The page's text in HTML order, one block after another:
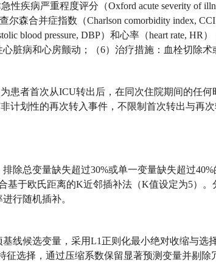
疾病严重程度评分（Oxford acute severity of
尔森合并症指数（Charlson comorbidity index,
blood pressure, DBP）和心率（heart rate, HR
脏病和心房颤动；（6）治疗措施：血栓切除术
患者首次从ICU转出后，在同次住院期间的任
计划性的再次转入事件，不限制首次转出与再次
除总变量缺失超过30%或单一变量缺失超过
基于欧氏距离的K近邻插补法（K值设定为5）
行随机插补。
线候选变量，采用L1正则化最小绝对收缩与选择
征选择，通过压缩系数保留显著预测变量并剔除